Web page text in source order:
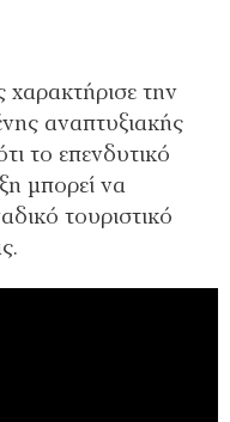
την
αναπτυξιακής
το επενδυτικό
μπορεί να
τουριστικό